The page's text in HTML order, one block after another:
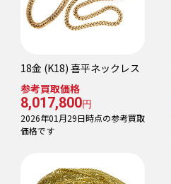
18金 (K18) 喜平ネックレス
参考買取価格
8,017,800円
2026年01月29日時点の参考買取
価格です